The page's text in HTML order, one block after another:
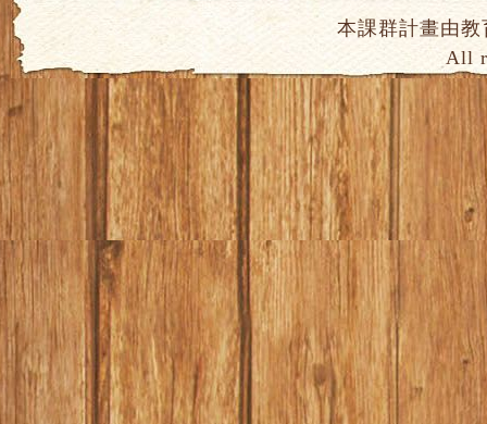
本課群計畫由
All